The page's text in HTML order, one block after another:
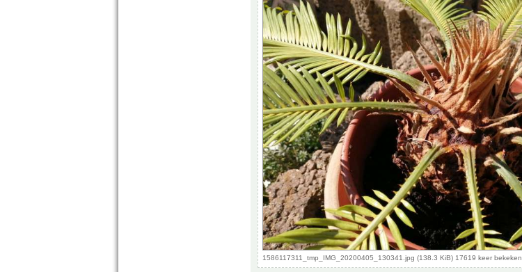
1586117311_tmp_IMG_20200405_130341.jpg (138.3 KiB) 17619 keer bekeken